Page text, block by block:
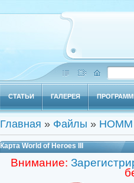
СТАТЬИ ГАЛЕРЕЯ
Главная » Файлы »
Карта World of Heroes III
Внимание: